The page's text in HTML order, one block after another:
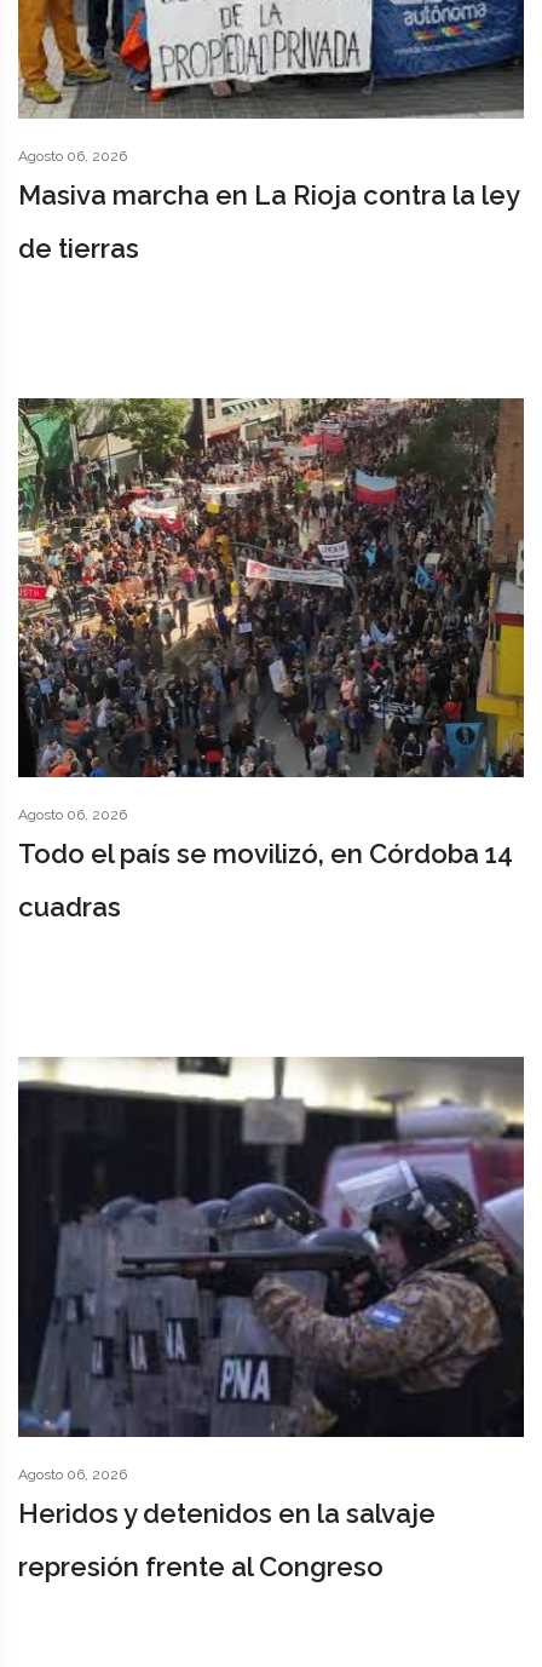
Agosto 06, 2026
Masiva marcha en La Rioja contra la ley
de tierras
Agosto 06, 2026
Todo el país se movilizó, en Córdoba 14
cuadras
Agosto 06, 2026
Heridos y detenidos en la salvaje
represión frente al Congreso